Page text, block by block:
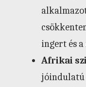
ingert és
Afrikai
jóindulatú